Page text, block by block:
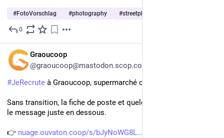
#FotoVorschlag #photography #streetphotography
0
Graoucoop
@graoucoop@mastodon.scop.coop
#JeRecrute à Graoucoop, supermarché coopératif de
Sans transition, la fiche de poste et quelques indications dans
le message juste en dessous.
👉 nuage.ouvaton.coop/s/bJyNoWG8L